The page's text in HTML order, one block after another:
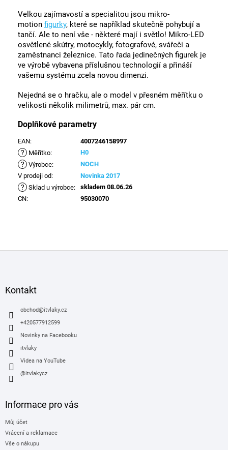
Velkou zajímavostí a specialitou jsou mikro-
motion figurky, které se například skutečně pohybují a
tančí. Ale to není vše - některé mají i světlo! Mikro-LED
osvětlené skútry, motocykly, fotografové, svářeči a
zaměstnanci železnice. Tato řada jedinečných figurek je
ve výrobě vybavena příslušnou technologií a přináší
vašemu systému zcela novou dimenzi.
Nejedná se o hračku, ale o model v přesném měřítku o
velikosti několik milimetrů, max. pár cm.
Doplňkové parametry
EAN: 4007246158997
? Měřítko: H0
? Výrobce:
NOCH
V prodeji od: Novinka 2017
? Sklad u výrobce:
skladem 08.06.26
CN: 95030070
Kontakt
obchod@itvlaky.cz
+420577912599
Novinky na Facebooku
itvlaky
Videa na YouTube
@itvlakycz
Informace pro vás
Můj účet
Vrácení a reklamace
Vše o nákupu